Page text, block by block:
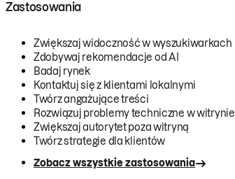
Zastosowania
Zwiększaj widoczność w wyszukiwarkach
Zdobywaj rekomendacje od AI
Badaj rynek
Kontaktuj się z klientami lokalnymi
Twórz angażujące treści
Rozwiązuj problemy techniczne w witrynie
Zwiększaj autorytet poza witryną
Twórz strategie dla klientów
Zobacz wszystkie zastosowania